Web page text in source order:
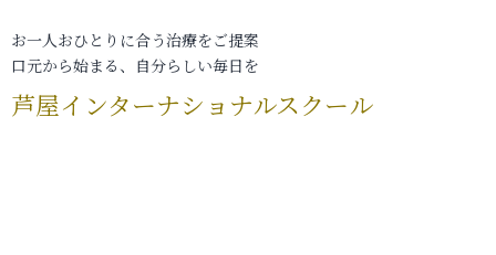
お一人おひとりに合う治療をご提案
口元から始まる、自分らしい毎日を
芦屋インターナショナルスクール